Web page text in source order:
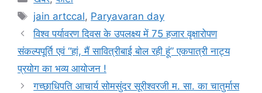
Tags
jain artccal, Paryavaran day
विश्व पर्यावरण दिवस के उपलक्ष्य में 75 हजार वृक्षारोपण
संकल्पपूर्ति एवं “हां, मैं सावित्रीबाई बोल रही हूं” एकपात्री नाट्य
प्रयोग का भव्य आयोजन !
गच्छाधिपति आचार्य सोमसुंदर सूरीश्वरजी म. सा. का चातुर्मास